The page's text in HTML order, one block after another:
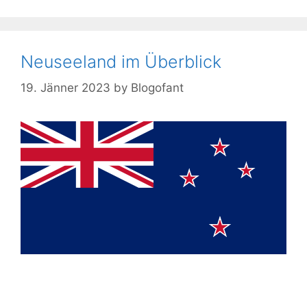
Neuseeland im Überblick
19. Jänner 2023 by Blogofant